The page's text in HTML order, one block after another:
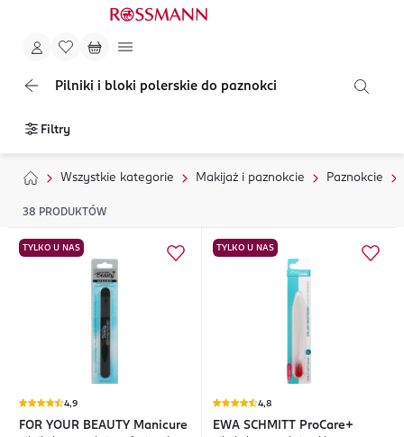
Pilniki i bloki polerskie do paznokci
Filtry
Wszystkie kategorie Makijaż i paznokcie Paznokcie
38 PRODUKTÓW
TYLKO U NAS
4,9
FOR YOUR BEAUTY Manicure
TYLKO U NAS
4,8
EWA SCHMITT ProCare+